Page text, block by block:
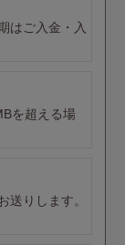
はご入金・入
を超える場
送りします。